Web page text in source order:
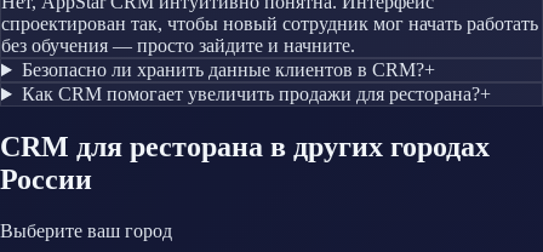
спроектирован так, чтобы новый сотрудник мог начать работать
без обучения — просто зайдите и начните.
Безопасно ли хранить данные клиентов в CRM?+
Как CRM помогает увеличить продажи для ресторана?+
CRM для ресторана в других городах
России
Выберите ваш город